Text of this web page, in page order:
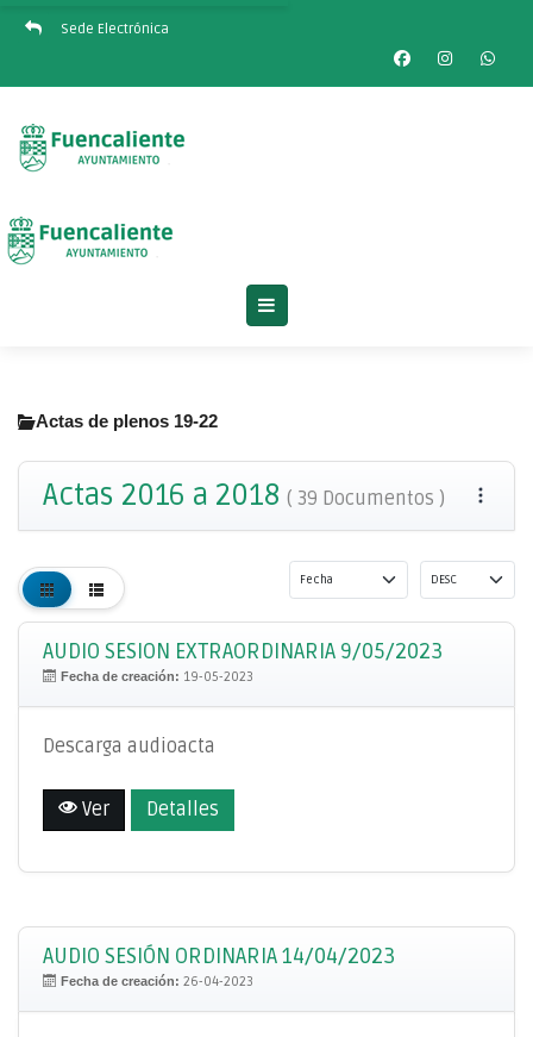
Sede Electrónica
Actas de plenos 19-22
Actas 2016 a 2018 ( 39 Documentos )
AUDIO SESION EXTRAORDINARIA 9/05/2023
Fecha de creación: 19-05-2023
Descarga audioacta
Ver Detalles
AUDIO SESIÓN ORDINARIA 14/04/2023
Fecha de creación: 26-04-2023